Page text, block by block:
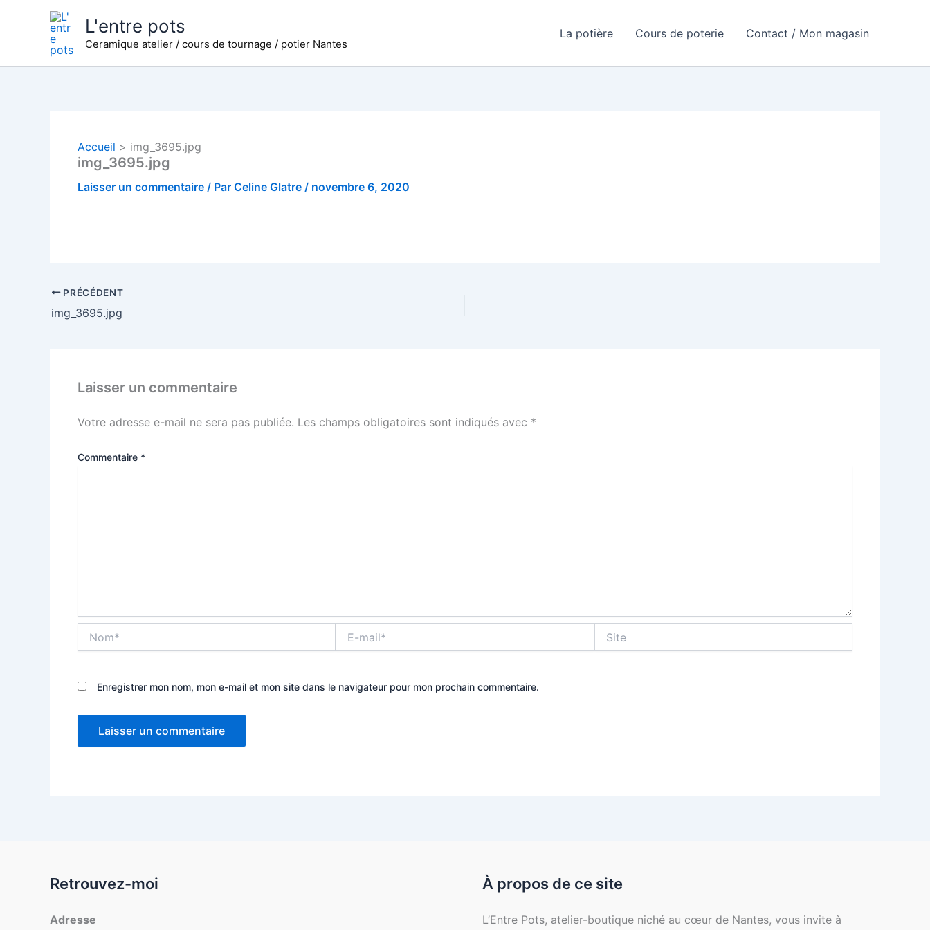
L'entre pots
Ceramique atelier / cours de tournage / potier Nantes
La potière Cours de poterie Contact / Mon magasin
Accueil img_3695.jpg
img_3695.jpg
Laisser un commentaire / Par Celine Glatre / novembre 6, 2020
PRÉCÉDENT
img_3695.jpg
Laisser un commentaire
Votre adresse e-mail ne sera pas publiée. Les champs obligatoires sont indiqués avec *
Commentaire *
mail*
Enregistrer mon nom, mon e-mail et mon site dans le navigateur pour mon prochain commentaire.
Retrouvez-moi
Adresse
À propos de ce site
L’Entre Pots, atelier-boutique niché au cœur de Nantes, vous invite à